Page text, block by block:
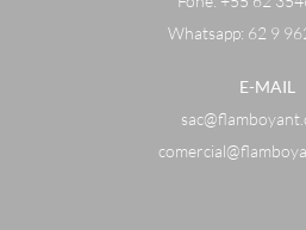
Whatsapp: 62 9
E-MAIL